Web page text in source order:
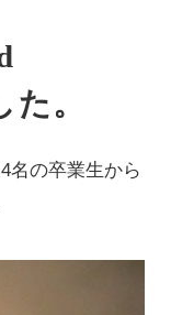
。
名の卒業生から